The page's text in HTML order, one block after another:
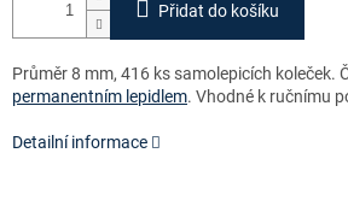
Přidat do košíku
Průměr 8 mm, 416 ks samolepicích koleček.
permanentním lepidlem. Vhodné k ručnímu
Detailní informace